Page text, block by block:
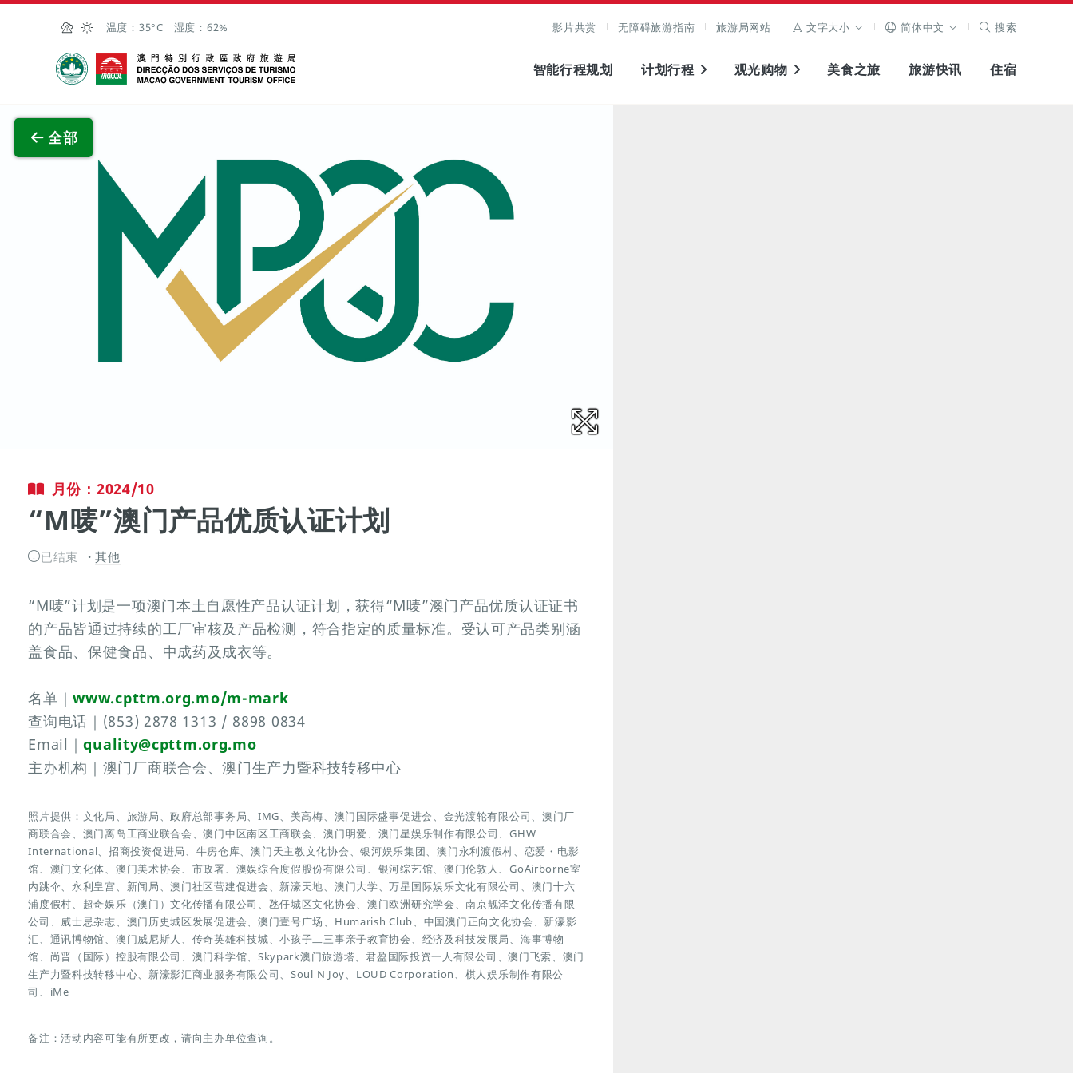
跳至主内容
温度： 35°C 湿度： 62% 影片共赏 无障碍旅游指南 旅游局网站 文字大小 简体中文 搜索
澳门特别行政区政府旅游局
智能行程规划 计划行程 观光购物 美食之旅 旅游快讯 住宿
全部
月份：2024/10
“M唛”澳门产品优质认证计划
已结束 其他
“M唛”计划是一项澳门本土自愿性产品认证计划，获得“M唛”澳门产品优质认证证书
的产品皆通过持续的工厂审核及产品检测，符合指定的质量标准。受认可产品类别涵
盖食品、保健食品、中成药及成衣等。
名单｜www.cpttm.org.mo/m-mark
查询电话｜(853) 2878 1313 / 8898 0834
Email｜quality@cpttm.org.mo
主办机构｜澳门厂商联合会、澳门生产力暨科技转移中心
照片提供：文化局、旅游局、政府总部事务局、IMG、美高梅、澳门国际盛事促进会、金光渡轮有限公司、澳门厂
商联合会、澳门离岛工商业联合会、澳门中区南区工商联会、澳门明爱、澳门星娱乐制作有限公司、GHW
International、招商投资促进局、牛房仓库、澳门天主教文化协会、银河娱乐集团、澳门永利渡假村、恋爱・电影
馆、澳门文化体、澳门美术协会、市政署、澳娱综合度假股份有限公司、银河综艺馆、澳门伦敦人、GoAirborne室
内跳伞、永利皇宫、新闻局、澳门社区营建促进会、新濠天地、澳门大学、万星国际娱乐文化有限公司、澳门十六
浦度假村、超奇娱乐（澳门）文化传播有限公司、氹仔城区文化协会、澳门欧洲研究学会、南京靓泽文化传播有限
公司、威士忌杂志、澳门历史城区发展促进会、澳门壹号广场、Humarish Club、中国澳门正向文化协会、新濠影
汇、通讯博物馆、澳门威尼斯人、传奇英雄科技城、小孩子二三事亲子教育协会、经济及科技发展局、海事博物
馆、尚晋（国际）控股有限公司、澳门科学馆、Skypark澳门旅游塔、君盈国际投资一人有限公司、澳门飞索、澳门
生产力暨科技转移中心、新濠影汇商业服务有限公司、Soul N Joy、LOUD Corporation、棋人娱乐制作有限公
司、iMe
备注：活动内容可能有所更改，请向主办单位查询。